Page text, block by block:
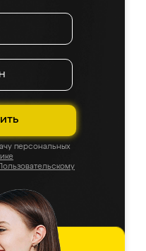
персональных